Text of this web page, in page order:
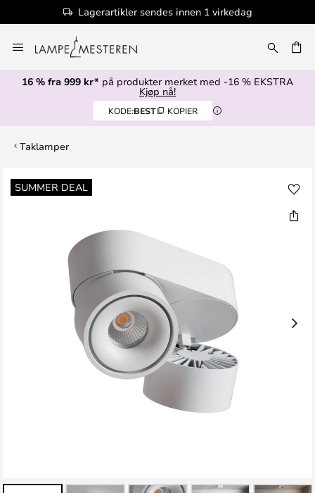
Lagerartikler sendes innen 1 virkedag
til
innhold
16 % fra 999 kr* på produkter merket med -16 % EKSTRA
Kjøp nå!
KODE:BEST KOPIER
Taklamper
SUMMER DEAL
Gå
til